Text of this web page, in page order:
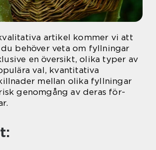
artikel kommer vi att
behöver veta om fyllningar
en översikt, olika typer av
val, kvantitativa
mellan olika fyllningar
genomgång av deras för-